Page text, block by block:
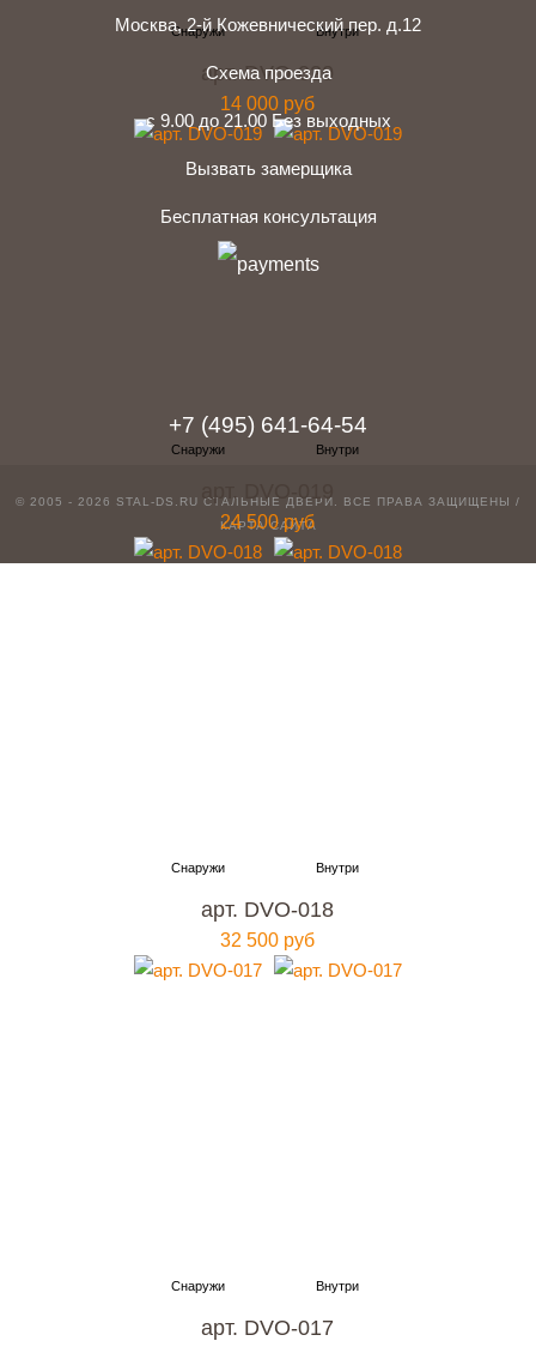
арт. DVO-020
14 000 руб
арт. DVO-019
24 500 руб
арт. DVO-018
32 500 руб
арт. DVO-017
Москва, 2-й Кожевнический пер. д.12
Схема проезда
с 9.00 до 21.00 Без выходных
Вызвать замерщика
Бесплатная консультация
+7 (495) 641-64-54
© 2005 - 2026 STAL-DS.RU СТАЛЬНЫЕ ДВЕРИ . ВСЕ ПРАВА ЗАЩИЩЕНЫ /
КАРТА САЙТА